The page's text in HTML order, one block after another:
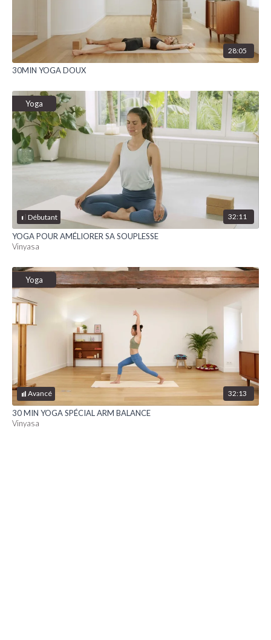
28:05
30MIN YOGA DOUX
Débutant
Yoga
32:11
YOGA POUR AMÉLIORER SA SOUPLESSE
Vinyasa
Avancé
Yoga
32:13
30 MIN YOGA SPÉCIAL ARM BALANCE
Vinyasa